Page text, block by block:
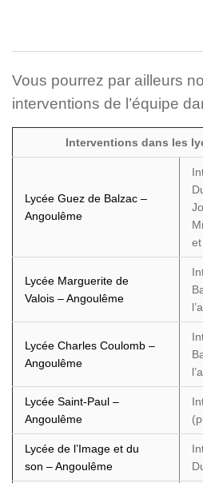
Vous pourrez par ailleurs
interventions de l’équipe
Interventions dans les
Lycée Guez de Balzac –
Angoulême
Lycée Marguerite de
Valois – Angoulême
Lycée Charles Coulomb –
Angoulême
Lycée Saint-Paul –
Angoulême
Lycée de l’Image et du
son – Angoulême